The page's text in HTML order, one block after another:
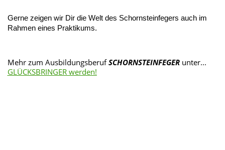
Gerne zeigen wir Dir die Welt des Schornsteinfegers auch im
Rahmen eines Praktikums.
Mehr zum AusbildungsberufSCHORNSTEINFEGERunter...
GLÜCKSBRINGER werden!